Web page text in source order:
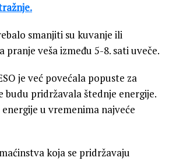
smanjiti su kuvanje ili
pranje veša između 5-8. sati uveče.
je već povećala popuste za
budu pridržavala štednje energije.
u vremenima najveće
koja se pridržavaju